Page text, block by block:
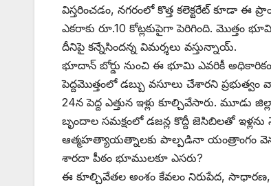
విస్తరించడం, నగరంలో కొత్త కలెక్టరేట్‌ ‌కూడా
ఎకరాకు రూ.10 కోట్లకుపైగా పెరిగింది. మొత్తం
దీనిపై కన్నేసిందన్న విమర్శలు వస్తున్నాయ్‌.
‌భూదాన్‌ ‌బోర్డు నుంచి ఈ భూమి ఎవరికీ
పెద్దమొత్తంలో డబ్బు వసూలు చేశారని
24న పెద్ద ఎత్తున ఇళ్లు కూల్చివేసారు.
బృందాల సమక్షంలో డజన్ల కొద్దీ జెసిబిలతో
ఆత్మహత్యాయత్నాలకు పాల్పడినా యంత్రాంగం
శారదా పీఠం భూములకూ ఎసరు?
ఈ కూల్చివేతల అంశం కేవలం నిరుపేద,